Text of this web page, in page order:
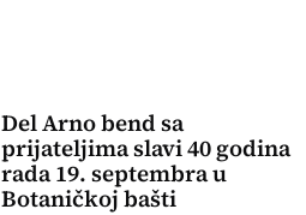
Del Arno bend sa
prijateljima slavi 40 godina
rada 19. septembra u
Botaničkoj bašti